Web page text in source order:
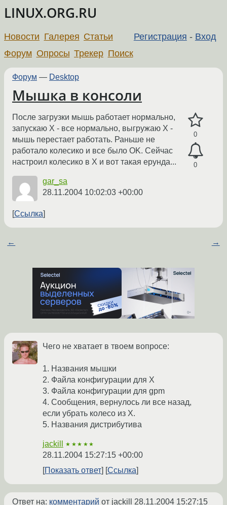
LINUX.ORG.RU
Регистрация - Вход
Новости Галерея Статьи
Форум Опросы Трекер Поиск
Форум — Desktop
Мышка в консоли
0
0
После загрузки мышь работает нормально,
запускаю X - все нормально, выгружаю X -
мышь перестает работать. Раньше не
работало колесико и все было OK. Сейчас
настроил колесико в X и вот такая ерунда...
gar_sa
28.11.2004 10:02:03 +00:00
Ссылка
← →
Чего не хватает в твоем вопросе:
1. Названия мышки
2. Файла конфигурации для X
3. Файла конфигурации для gpm
4. Сообщения, вернулось ли все назад,
если убрать колесо из X.
5. Названия дистрибутива
jackill ★★★★★
28.11.2004 15:27:15 +00:00
Показать ответ
Ссылка
Ответ на: комментарий от jackill 28.11.2004 15:27:15